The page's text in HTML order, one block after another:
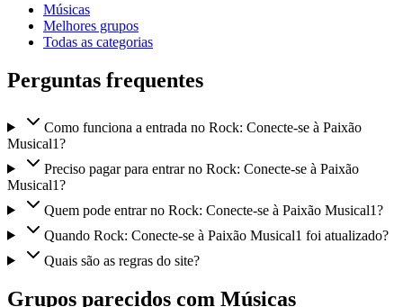
Músicas
Melhores grupos
Todas as categorias
Perguntas frequentes
Como funciona a entrada no Rock: Conecte-se à Paixão
Musical1?
Preciso pagar para entrar no Rock: Conecte-se à Paixão
Musical1?
Quem pode entrar no Rock: Conecte-se à Paixão Musical1?
Quando Rock: Conecte-se à Paixão Musical1 foi atualizado?
Quais são as regras do site?
Grupos parecidos com Músicas